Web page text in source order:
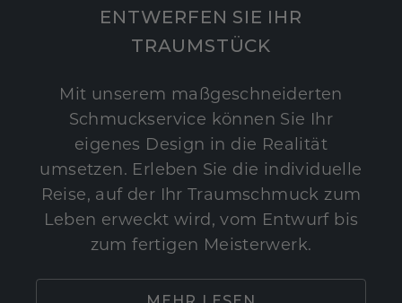
ENTWERFEN SIE IHR
TRAUMSTÜCK
Mit unserem maßgeschneiderten
Schmuckservice können Sie Ihr
eigenes Design in die Realität
umsetzen. Erleben Sie die individuelle
Reise, auf der Ihr Traumschmuck zum
Leben erweckt wird, vom Entwurf bis
zum fertigen Meisterwerk.